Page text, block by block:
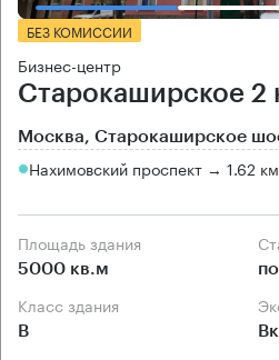
БЕЗ КОМИССИИ
Бизнес-центр
Старокаширское 2
Москва, Старокаширское
Нахимовский проспект → 1.62 км
Площадь здания
5000 кв.м
Класс здания
B